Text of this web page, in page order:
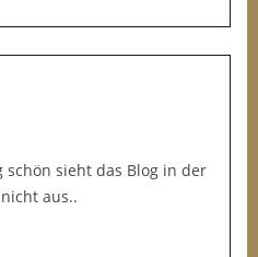
schön sieht das Blog in der
aus..